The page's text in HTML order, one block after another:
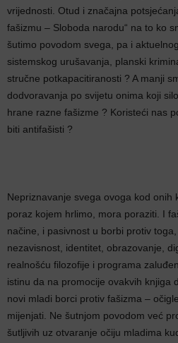
vrijednosti. Otud i značajna
fašizmu – Sloboda narodu“ na to ko
šutimo povodom svega, pa i
sistemskog urušavanja, planski
stručne potkapacitiranosti ? A manji
dodvoravanja po svijetu onima koji
hrane razne fašizme ? Koristeći nas
biti antifašisti ?
Nepriznavanje svega ovoga kod onih
poraz kojem hrlimo, mora poraziti. I
načine, i pasivnost u borbi protiv
nezavisnost, identitet, obrazovanje,
realnošću filozofije i programa
istinu da na promocije ovakvih knjiga
novi mladi borci protiv fašizma –
mijenjati. Ne šutnjom povodom već
šutljivih uz otvaranje očiju mladima